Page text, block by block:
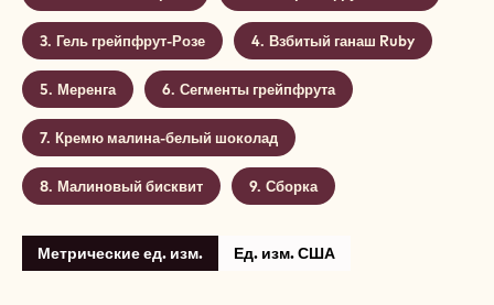
Гель грейпфрут-Розе Взбитый ганаш Ruby
Меренга Сегменты грейпфрута
Кремю малина-белый шоколад
Малиновый бисквит Сборка
Метрические ед. изм. Ед. изм. США